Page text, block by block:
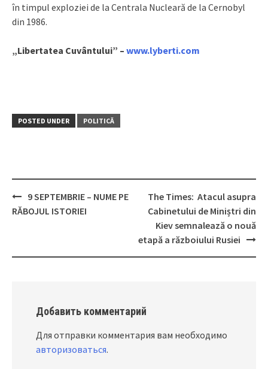
în timpul exploziei de la Centrala Nucleară de la Cernobyl
din 1986.
„Libertatea Cuvântului” – www.lyberti.com
POSTED UNDER POLITICĂ
Post
9 SEPTEMBRIE – NUME PE
RĂBOJUL ISTORIEI
The Times: Atacul asupra
Cabinetului de Miniștri din
Kiev semnalează o nouă
etapă a războiului Rusiei
Добавить комментарий
Для отправки комментария вам необходимо
авторизоваться.